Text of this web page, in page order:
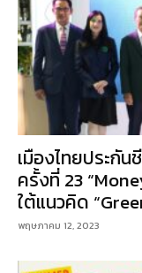
เมืองไทยประกั
ครั้งที่ 23
ใต้แนวคิด
พฤษภาคม 12, 2023